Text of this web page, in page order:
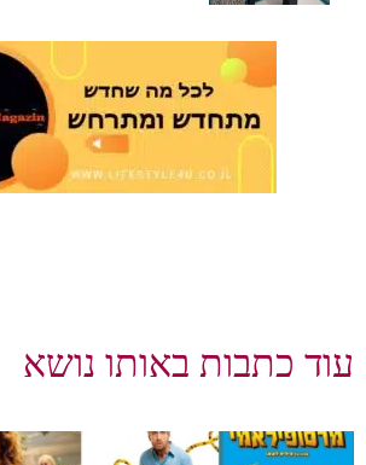
עוד כתבות באותו נושא